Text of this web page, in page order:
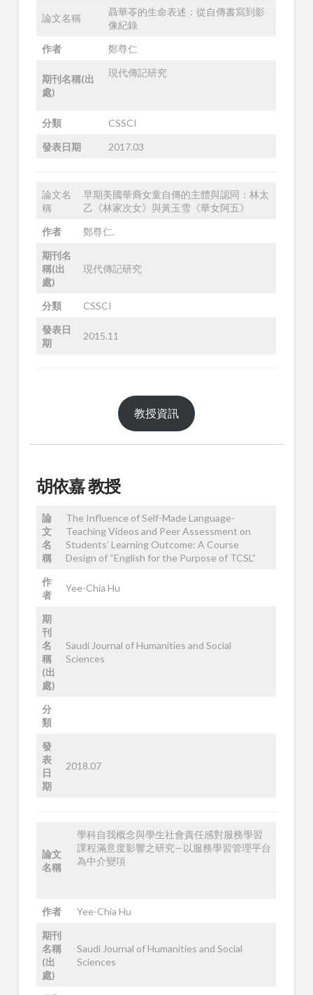
論文名稱
聶華苓的生命表述：從自傳書寫到影
像紀錄
作者
鄭尊仁
期刊名稱(出
處)
現代傳記研究
分類
CSSCI
發表日期
2017.03
論文名
稱
早期美國華裔女童自傳的主體與認同：林太
乙《林家次女》與黃玉雪《華女阿五》
作者
鄭尊仁.
期刊名
稱(出
處)
現代傳記研究
分類
CSSCI
發表日
期
2015.11
教授資訊
胡依嘉 教授
論
文
名
稱
The Influence of Self-Made Language-
Teaching Videos and Peer Assessment on
Students’ Learning Outcome: A Course
Design of “English for the Purpose of TCSL”
作
者
Yee-Chia Hu
期
刊
名
稱
(出
處)
Saudi Journal of Humanities and Social
Sciences
分
類
發
表
日
期
2018.07
論文
名稱
學科自我概念與學生社會責任感對服務學習
課程滿意度影響之研究—以服務學習管理平台
為中介變項
作者
Yee-Chia Hu
期刊
名稱
(出
處)
Saudi Journal of Humanities and Social
Sciences